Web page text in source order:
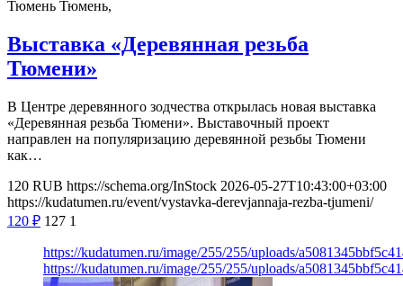
Тюмень Тюмень,
Выставка «Деревянная резьба
Тюмени»
В Центре деревянного зодчества открылась новая выставка
«Деревянная резьба Тюмени». Выставочный проект
направлен на популяризацию деревянной резьбы Тюмени
как…
120 RUB https://schema.org/InStock 2026-05-27T10:43:00+03:00
https://kudatumen.ru/event/vystavka-derevjannaja-rezba-tjumeni/
120 ₽ 127 1
https://kudatumen.ru/image/255/255/uploads/
https://kudatumen.ru/image/255/255/uploads/